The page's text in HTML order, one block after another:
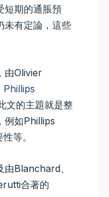
短期的通脹預
未有定論，這些
由Olivier
Phillips
文的主題就是整
例如Phillips
等。
Blanchard、
合著的